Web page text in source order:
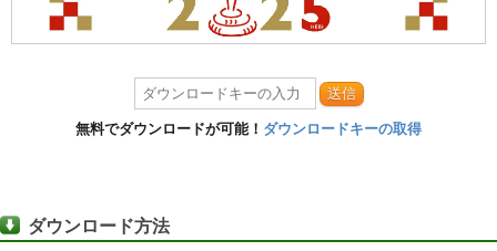
送信
無料でダウンロードが可能！ ダウンロードキーの取得
ダウンロード方法